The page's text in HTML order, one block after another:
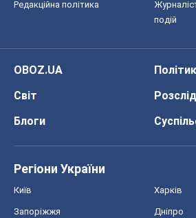
Редакційна політика
подій
OBOZ.UA
Світ
Блоги
Регіони України
Київ Харків
Запоріжжя Дніпро